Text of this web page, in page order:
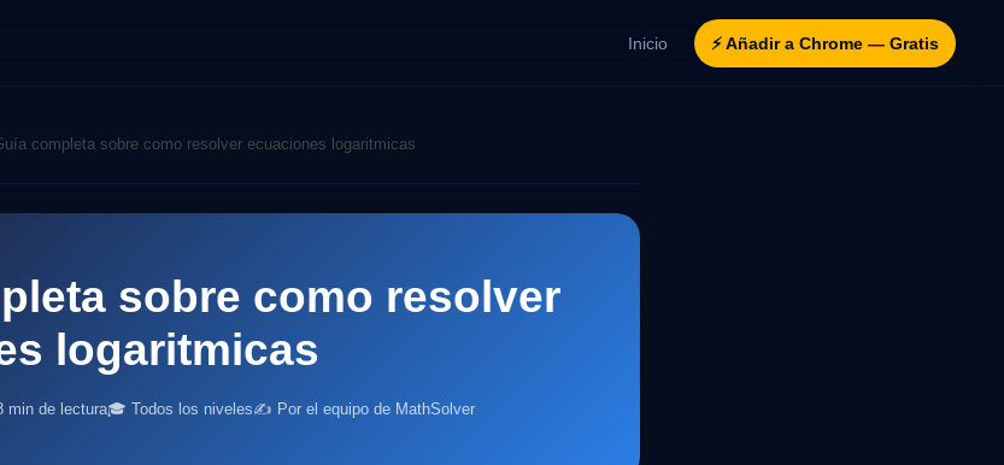
Inicio ⚡ Añadir a Chrome — Gratis
completa sobre como resolver ecuaciones logaritmicas
sobre como resolver
logaritmicas
de lectura🎓 Todos los niveles✍️ Por el equipo de MathSolver